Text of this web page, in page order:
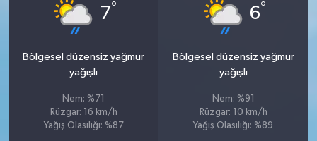
7°
Bölgesel düzensiz yağmur
yağışlı
Nem: %71
Rüzgar: 16 km/h
Yağış Olasılığı: %87
6°
Bölgesel düzensiz yağmur
yağışlı
Nem: %91
Rüzgar: 10 km/h
Yağış Olasılığı: %89